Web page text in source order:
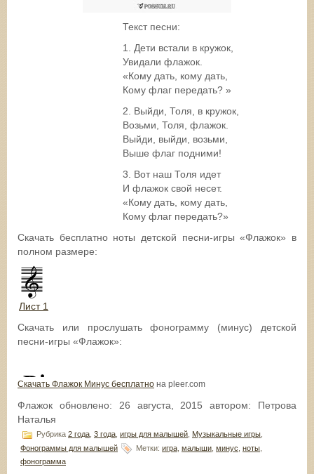
Текст песни:
1. Дети встали в кружок,
Увидали флажок.
«Кому дать, кому дать,
Кому флаг передать? »
2. Выйди, Толя, в кружок,
Возьми, Толя, флажок.
Выйди, выйди, возьми,
Выше флаг подними!
3. Вот наш Толя идет
И флажок свой несет.
«Кому дать, кому дать,
Кому флаг передать?»
Скачать бесплатно ноты детской песни-игры «Флажок» в
полном размере:
Лист 1
Скачать или прослушать фонограмму (минус) детской
песни-игры «Флажок»:
Cкачать Флажок Минус бесплатно на pleer.com
Флажок обновлено: 26 августа, 2015 автором: Петрова
Наталья
Рубрика 2 года 3 года игры для малышей Музыкальные игры
Фонограммы для малышей
Метки: игра малыши минус ноты
фонограмма